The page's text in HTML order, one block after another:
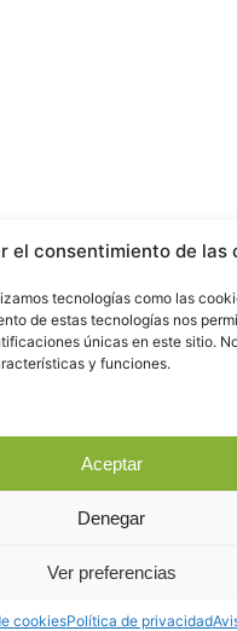
el consentimiento de las
tecnologías como las
de estas tecnologías nos
únicas en este sitio.
y funciones.
Aceptar
Denegar
Ver preferencias
cookiesPolítica de privacidad